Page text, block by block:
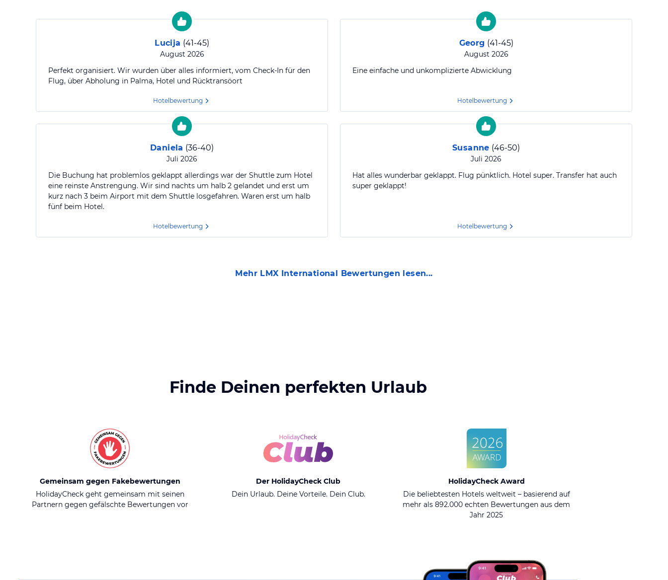
Lucija (41-45)
August 2026
Perfekt organisiert. Wir wurden über alles informiert, vom Check-In für den
Flug, über Abholung in Palma, Hotel und Rücktransöort
Hotelbewertung
Georg (41-45)
August 2026
Eine einfache und unkomplizierte Abwicklung
Hotelbewertung
Daniela (36-40)
Juli 2026
Die Buchung hat problemlos geklappt allerdings war der Shuttle zum Hotel
eine reinste Anstrengung. Wir sind nachts um halb 2 gelandet und erst um
kurz nach 3 beim Airport mit dem Shuttle losgefahren. Waren erst um halb
fünf beim Hotel.
Hotelbewertung
Susanne (46-50)
Juli 2026
Hat alles wunderbar geklappt. Flug pünktlich. Hotel super. Transfer hat auch
super geklappt!
Hotelbewertung
Mehr LMX International Bewertungen lesen...
Finde Deinen perfekten Urlaub
Gemeinsam gegen Fakebewertungen
HolidayCheck geht gemeinsam mit seinen
Partnern gegen gefälschte Bewertungen vor
Der HolidayCheck Club
Dein Urlaub. Deine Vorteile. Dein Club.
HolidayCheck Award
Die beliebtesten Hotels weltweit – basierend auf
mehr als 892.000 echten Bewertungen aus dem
Jahr 2025